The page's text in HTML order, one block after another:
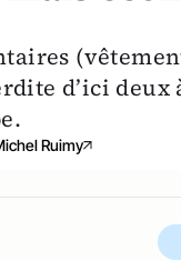
d’ici deux
Ruimy